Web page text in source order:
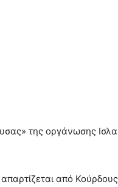
της οργάνωσης
από